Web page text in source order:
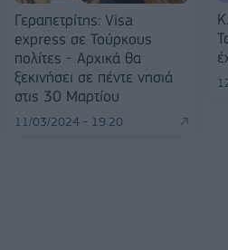
Γεραπετρίτης: Visa
express σε Τούρκους
πολίτες - Αρχικά θα
ξεκινήσει σε πέντε νησιά
στις 30 Μαρτίου
11/03/2024 - 19:20